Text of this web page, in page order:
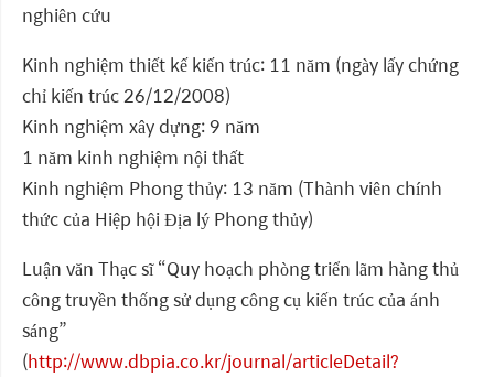
nghiên cứu
Kinh nghiệm thiết kế kiến trúc: 11 năm (ngày lấy chứng
chỉ kiến trúc 26/12/2008)
Kinh nghiệm xây dựng: 9 năm
1 năm kinh nghiệm nội thất
Kinh nghiệm Phong thủy: 13 năm (Thành viên chính
thức của Hiệp hội Địa lý Phong thủy)
Luận văn Thạc sĩ “Quy hoạch phòng triển lãm hàng thủ
công truyền thống sử dụng công cụ kiến trúc của ánh
sáng”
(http://www.dbpia.co.kr/journal/articleDetail?